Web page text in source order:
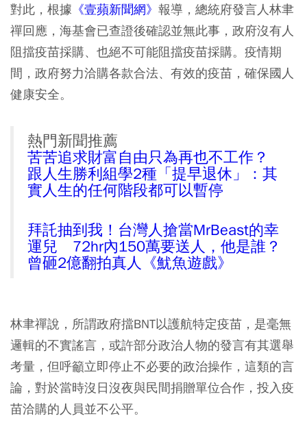
對此，根據 《壹蘋新聞網》 報導，總統府發言人林聿
禪回應，海基會已查證後確認並無此事，政府沒有人
阻擋疫苗採購、也絕不可能阻擋疫苗採購。疫情期
間，政府努力洽購各款合法、有效的疫苗，確保國人
健康安全。
熱門新聞推薦
苦苦追求財富自由只為再也不工作？
跟人生勝利組學2種「提早退休」：其
實人生的任何階段都可以暫停
拜託抽到我！台灣人搶當MrBeast的幸
運兒 72hr內150萬要送人，他是誰？
曾砸2億翻拍真人《魷魚遊戲》
林聿禪說，所謂政府擋BNT以護航特定疫苗，是毫無
邏輯的不實謠言，或許部分政治人物的發言有其選舉
考量，但呼籲立即停止不必要的政治操作，這類的言
論，對於當時沒日沒夜與民間捐贈單位合作，投入疫
苗洽購的人員並不公平。